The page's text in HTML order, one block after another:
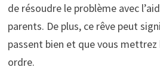
de résoudre le problème avec
parents. De plus, ce rêve peut
passent bien et que vous
ordre.